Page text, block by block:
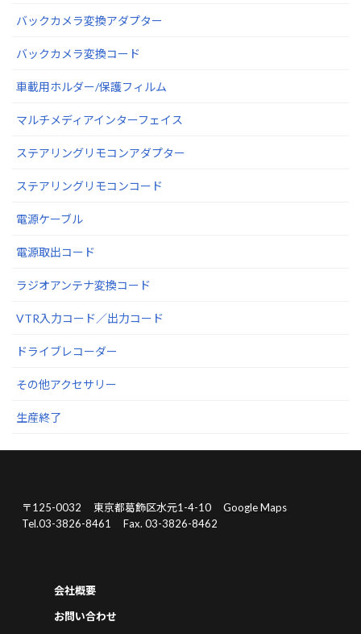
バックカメラ変換アダプター
バックカメラ変換コード
車載用ホルダー/保護フィルム
マルチメディアインターフェイス
ステアリングリモコンアダプター
ステアリングリモコンコード
電源ケーブル
電源取出コード
ラジオアンテナ変換コード
VTR入力コード／出力コード
ドライブレコーダー
その他アクセサリー
生産終了
〒125-0032 東京都葛飾区水元1-4-10
Google Maps
Tel.03-3826-8461
Fax. 03-3826-8462
会社概要
お問い合わせ